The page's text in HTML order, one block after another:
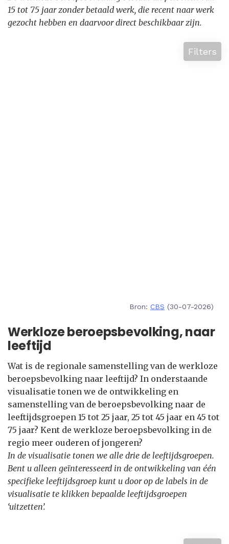
15 tot 75 jaar zonder betaald werk, die recent naar werk
gezocht hebben en daarvoor direct beschikbaar zijn.
Filters
Bron: CBS (30-07-2026)
Werkloze beroepsbevolking, naar
leeftijd
Wat is de regionale samenstelling van de werkloze
beroepsbevolking naar leeftijd? In onderstaande
visualisatie tonen we de ontwikkeling en
samenstelling van de beroepsbevolking naar de
leeftijdsgroepen 15 tot 25 jaar, 25 tot 45 jaar en 45 tot
75 jaar? Kent de werkloze beroepsbevolking in de
regio meer ouderen of jongeren?
In de visualisatie tonen we alle drie de leeftijdsgroepen.
Bent u alleen geïnteresseerd in de ontwikkeling van één
specifieke leeftijdsgroep kunt u door op de labels in de
visualisatie te klikken bepaalde leeftijdsgroepen
‘uitzetten’.